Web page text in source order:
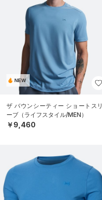
NEW
ザ バウンシーティー ショートスリ
ーブ（ライフスタイル/MEN）
￥9,460